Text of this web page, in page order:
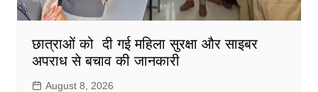
छात्राओं को दी गई महिला सुरक्षा और साइबर
अपराध से बचाव की जानकारी
August 8, 2026